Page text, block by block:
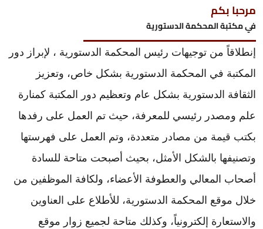
مرحبا بكم
في مكتبة المحكمة الدستورية
إنطلاقاً من توجيهات رئيس المحكمة الدستورية ، لإبراز دور
المكتبة في المحكمة الدستورية بشكل خاص، وتعزيز
الثقافة الدستورية بشكل عام وتعظيم دور المكتبة كمنارة
علم ومصدر رئيسي للمعرفة، حيث تم العمل على رفدها
بكتب قيمة من مصادر متعددة، وتم العمل على فهرستها
وتصنيفها بالشكل الأمثل، بحيث أصبحت متاحة للسادة
أصحاب المعالي والعطوفة الأعضاء، ولكافة الموظفين من
خلال موقع المحكمة الدستورية، للأطلاع على العناوين
والاستعارة إلكترونياً، وكذلك متاحة لجميع زوار موقع